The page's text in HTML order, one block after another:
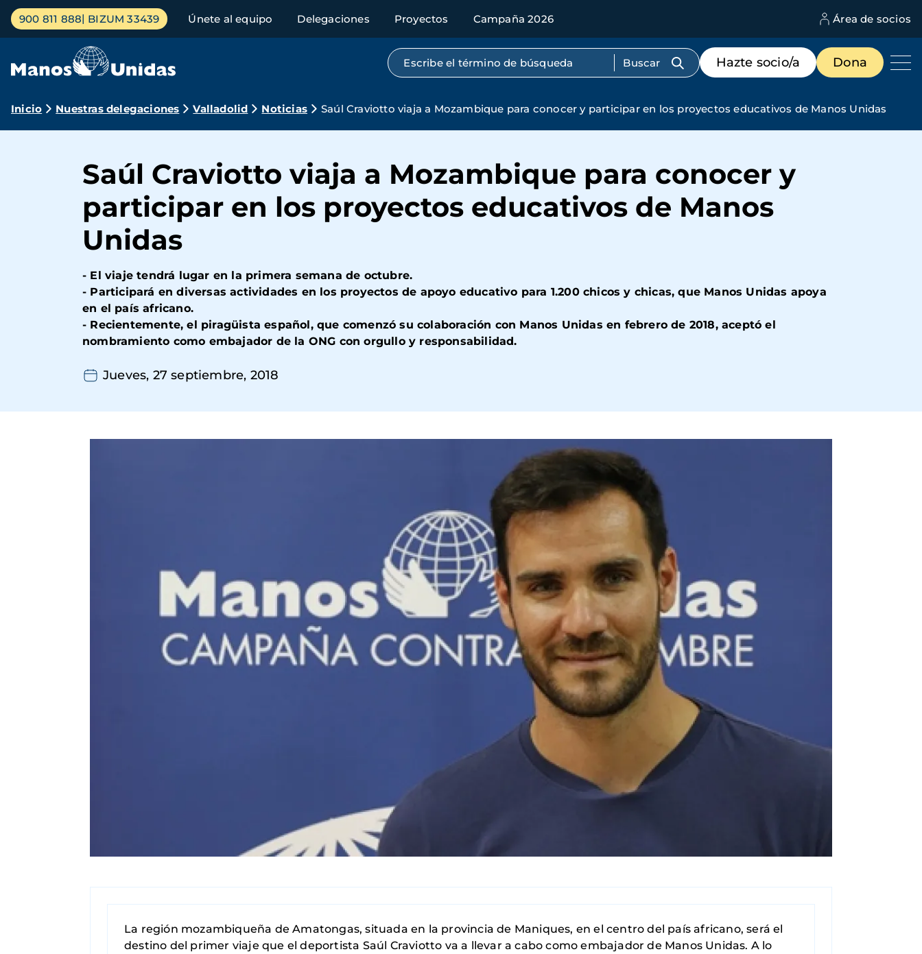
Pasar
contenido
Menú
principal
900 811 888 BIZUM 33439 Únete al equipo Delegaciones Proyectos Campaña 2026 Área de socios
Búsqueda por texto completo
Menú
de
destacados
Hazte socio/a Dona
Ruta
navegación
Inicio Nuestras delegaciones Valladolid Noticias Saúl Craviotto viaja a Mozambique para conocer y participar en los proyectos educativos de Manos Unidas
Saúl Craviotto viaja a Mozambique para conocer y
participar en los proyectos educativos de Manos
Unidas
- El viaje tendrá lugar en la primera semana de octubre.
- Participará en diversas actividades en los proyectos de apoyo educativo para 1.200 chicos y chicas, que Manos Unidas apoya
en el país africano.
- Recientemente, el piragüista español, que comenzó su colaboración con Manos Unidas en febrero de 2018, aceptó el
nombramiento como embajador de la ONG con orgullo y responsabilidad.
Jueves, 27 septiembre, 2018
La región mozambiqueña de Amatongas, situada en la provincia de Maniques, en el centro del país africano, será el
destino del primer viaje que el deportista Saúl Craviotto va a llevar a cabo como embajador de Manos Unidas. A lo